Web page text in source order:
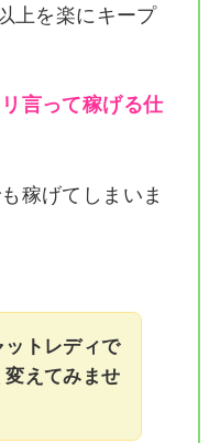
上を楽にキープ
言って稼げる仕
稼げてしまいま
ットレディで
変えてみませ